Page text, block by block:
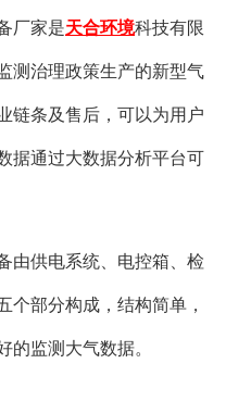
厂家是天合环境科技有限
测治理政策生产的新型气
链条及售后，可以为用户
据通过大数据分析平台可
由供电系统、电控箱、检
个部分构成，结构简单，
的监测大气数据。